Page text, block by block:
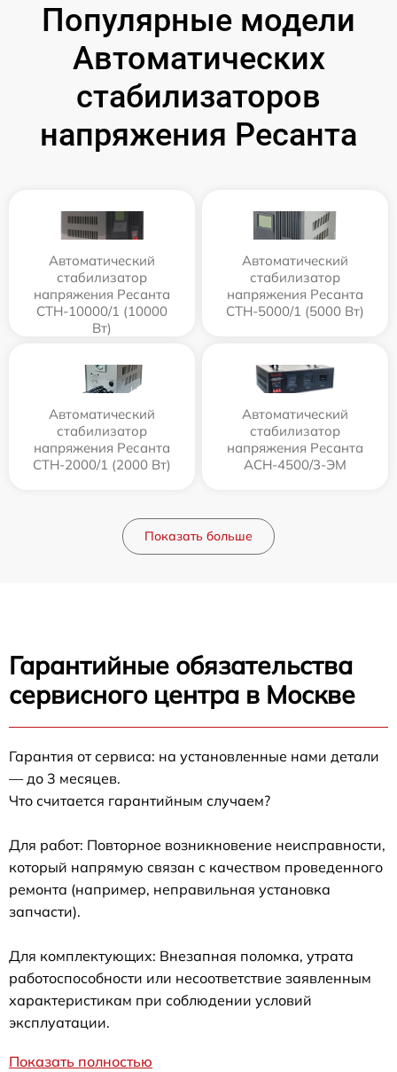
Популярные модели
Автоматических
стабилизаторов
напряжения Ресанта
Автоматический
стабилизатор
напряжения Ресанта
СТН-10000/1 (10000
Вт)
Автоматический
стабилизатор
напряжения Ресанта
СТН-5000/1 (5000 Вт)
Автоматический
стабилизатор
напряжения Ресанта
СТН-2000/1 (2000 Вт)
Автоматический
стабилизатор
напряжения Ресанта
АСН-4500/3-ЭМ
Показать больше
Гарантийные обязательства
сервисного центра в Москве
Гарантия от сервиса: на установленные нами детали
— до 3 месяцев.
Что считается гарантийным случаем?
Для работ: Повторное возникновение неисправности,
который напрямую связан с качеством проведенного
ремонта (например, неправильная установка
запчасти).
Для комплектующих: Внезапная поломка, утрата
работоспособности или несоответствие заявленным
характеристикам при соблюдении условий
эксплуатации.
Показать полностью